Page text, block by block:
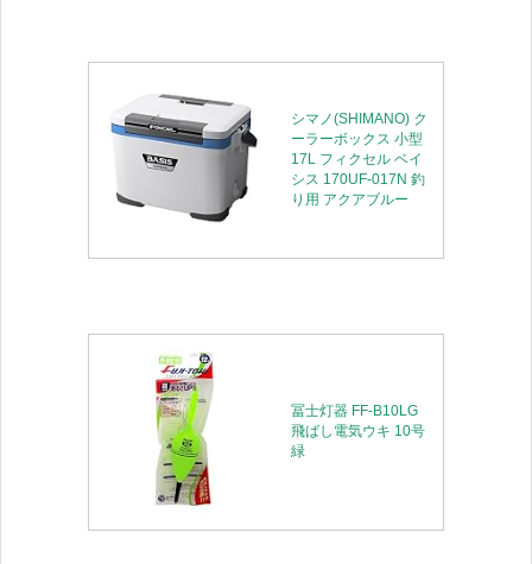
シマノ(SHIMANO) ク
ーラーボックス 小型
17L フィクセル ベイ
シス 170UF-017N 釣
り用 アクアブルー
冨士灯器 FF-B10LG
飛ばし電気ウキ 10号
緑